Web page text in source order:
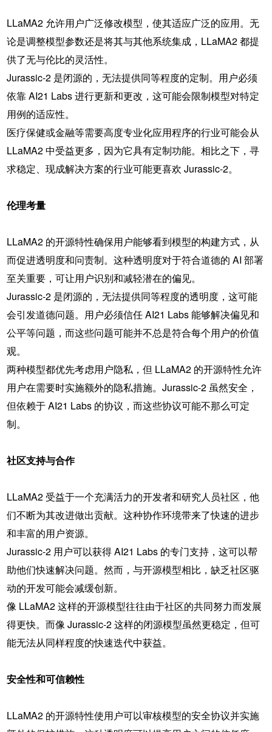
LLaMA2 允许用户广泛修改模型，使其适应广泛的应用。无
论是调整模型参数还是将其与其他系统集成，LLaMA2 都提
供了无与伦比的灵活性。
Jurassic-2 是闭源的，无法提供同等程度的定制。用户必须
依靠 AI21 Labs 进行更新和更改，这可能会限制模型对特定
用例的适应性。
医疗保健或金融等需要高度专业化应用程序的行业可能会从
LLaMA2 中受益更多，因为它具有定制功能。相比之下，寻
求稳定、现成解决方案的行业可能更喜欢 Jurassic-2。
伦理考量
LLaMA2 的开源特性确保用户能够看到模型的构建方式，从
而促进透明度和问责制。这种透明度对于符合道德的 AI 部署
至关重要，可让用户识别和减轻潜在的偏见。
Jurassic-2 是闭源的，无法提供同等程度的透明度，这可能
会引发道德问题。用户必须信任 AI21 Labs 能够解决偏见和
公平等问题，而这些问题可能并不总是符合每个用户的价值
观。
两种模型都优先考虑用户隐私，但 LLaMA2 的开源特性允许
用户在需要时实施额外的隐私措施。Jurassic-2 虽然安全，
但依赖于 AI21 Labs 的协议，而这些协议可能不那么可定
制。
社区支持与合作
LLaMA2 受益于一个充满活力的开发者和研究人员社区，他
们不断为其改进做出贡献。这种协作环境带来了快速的进步
和丰富的用户资源。
Jurassic-2 用户可以获得 AI21 Labs 的专门支持，这可以帮
助他们快速解决问题。然而，与开源模型相比，缺乏社区驱
动的开发可能会减缓创新。
像 LLaMA2 这样的开源模型往往由于社区的共同努力而发展
得更快。而像 Jurassic-2 这样的闭源模型虽然更稳定，但可
能无法从同样程度的快速迭代中获益。
安全性和可信赖性
LLaMA2 的开源特性使用户可以审核模型的安全协议并实施